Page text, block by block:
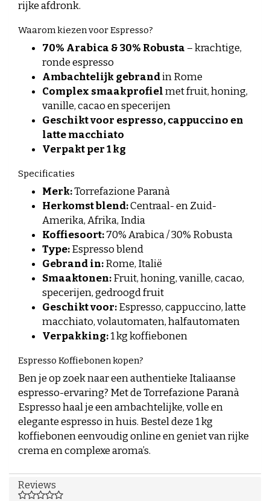
rijke afdronk.
Waarom kiezen voor Espresso?
70% Arabica & 30% Robusta – krachtige,
ronde espresso
Ambachtelijk gebrandin Rome
Complex smaakprofielmet fruit, honing,
vanille, cacao en specerijen
Geschikt voor espresso, cappuccino en
latte macchiato
Verpakt per 1 kg
Specificaties
Merk:Torrefazione Paranà
Herkomst blend:Centraal- en Zuid-
Amerika, Afrika, India
Koffiesoort:70% Arabica / 30% Robusta
Type:Espresso blend
Gebrand in:Rome, Italië
Smaaktonen:Fruit, honing, vanille, cacao,
specerijen, gedroogd fruit
Geschikt voor:Espresso, cappuccino, latte
macchiato, volautomaten, halfautomaten
Verpakking:1 kg koffiebonen
Espresso Koffiebonen kopen?
Ben je op zoek naar een authentieke Italiaanse
espresso-ervaring? Met de Torrefazione Paranà
Espresso haal je een ambachtelijke, volle en
elegante espresso in huis. Bestel deze 1 kg
koffiebonen eenvoudig online en geniet van rijke
crema en complexe aroma’s.
Reviews